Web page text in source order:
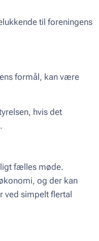
til foreningens
formål, kan være
hvis det
fælles møde.
og der kan
ved simpelt flertal